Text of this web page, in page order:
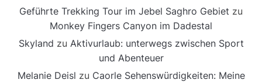
Geführte Trekking Tour im Jebel Saghro Gebiet zu
Monkey Fingers Canyon im Dadestal
Skyland zu Aktivurlaub: unterwegs zwischen Sport
und Abenteuer
Melanie Deisl zu Caorle Sehenswürdigkeiten: Meine